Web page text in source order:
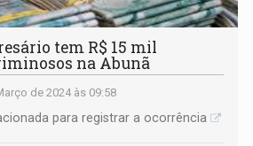
tem R$ 15 mil
na Abunã
de 2024 às 09:58
para registrar a ocorrência